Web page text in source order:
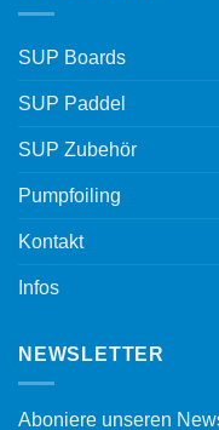
SUP Boards
SUP Paddel
SUP Zubehör
Pumpfoiling
Kontakt
Infos
NEWSLETTER
Aboniere unseren